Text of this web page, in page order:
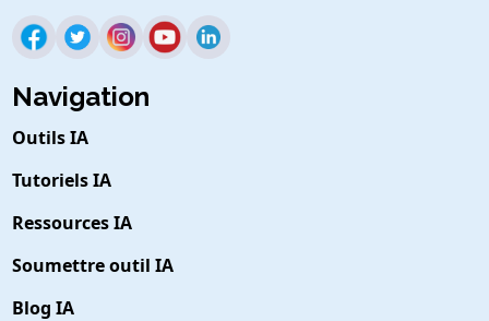
Navigation
Outils IA
Tutoriels IA
Ressources IA
Soumettre outil IA
Blog IA